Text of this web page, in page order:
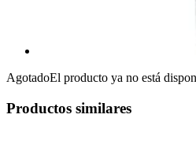
AgotadoEl producto ya no está
Productos similares